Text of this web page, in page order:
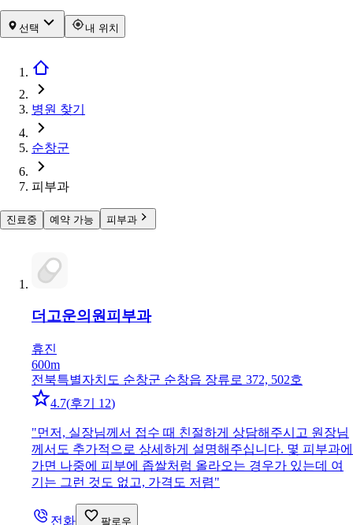
선택 내 위치
병원 찾기
순창군
피부과
진료중 예약 가능 피부과
더고운의원피부과
휴진
600m
전북특별자치도 순창군 순창읍 장류로 372, 502호
4.7(후기 12)
"먼저, 실장님께서 접수 때 친절하게 상담해주시고 원장님
께서도 추가적으로 상세하게 설명해주십니다. 몇 피부과에
가면 나중에 피부에 좁쌀처럼 올라오는 경우가 있는데 여
기는 그런 것도 없고, 가격도 저렴"
전화 팔로우